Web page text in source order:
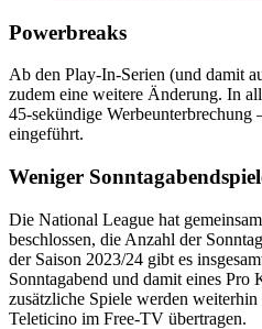
Powerbreaks
Ab den Play-In-Serien (und damit
zudem eine weitere Änderung. In
45-sekündige Werbeunterbrechung
eingeführt.
Weniger
Die National League hat
beschlossen, die Anzahl der
der Saison 2023/24 gibt es
Sonntagabend und damit eines Pro
zusätzliche Spiele werden
Teleticino im Free-TV übertragen.